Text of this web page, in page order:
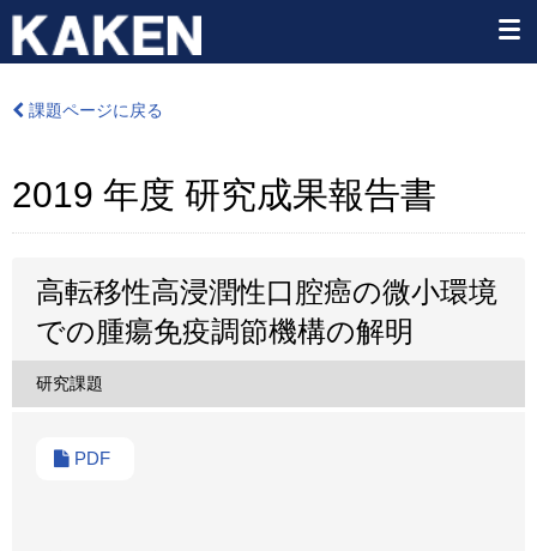
課題ページに戻る
2019 年度 研究成果報告書
高転移性高浸潤性口腔癌の微小環境
での腫瘍免疫調節機構の解明
研究課題
PDF